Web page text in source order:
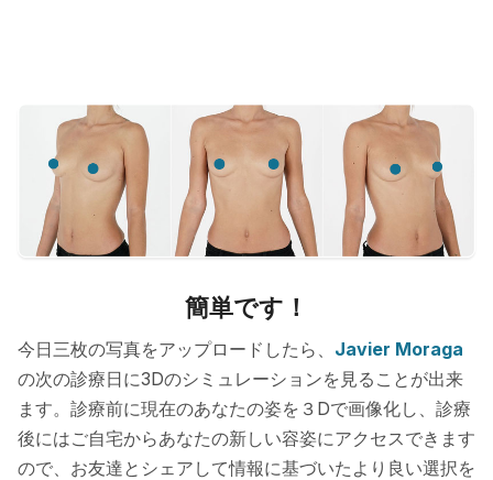
簡単です！
今日三枚の写真をアップロードしたら、 Javier Moraga
の次の診療日に3Dのシミュレーションを見ることが出来
ます。診療前に現在のあなたの姿を３Dで画像化し、診療
後にはご自宅からあなたの新しい容姿にアクセスできます
ので、お友達とシェアして情報に基づいたより良い選択を